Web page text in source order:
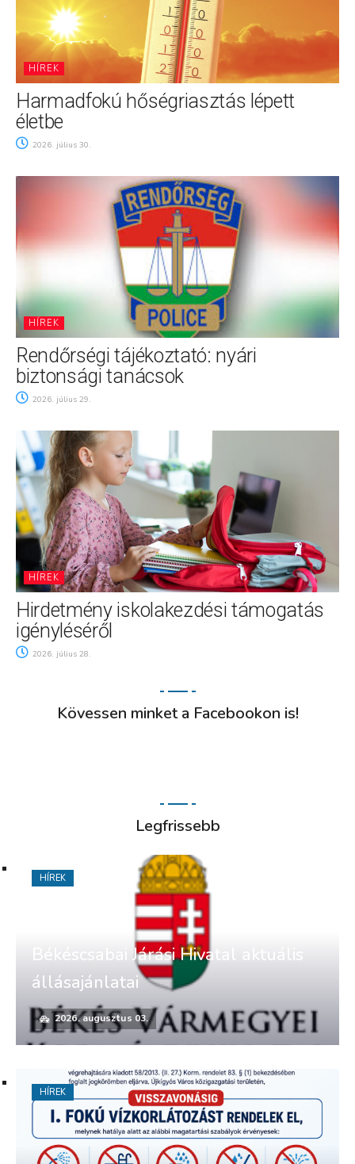
HÍREK
Harmadfokú hőségriasztás lépett
életbe
2026. július 30.
HÍREK
Rendőrségi tájékoztató: nyári
biztonsági tanácsok
2026. július 29.
HÍREK
Hirdetmény iskolakezdési támogatás
igényléséről
2026. július 28.
Kövessen minket a Facebookon is!
Legfrissebb
Békéscsabai Járási Hivatal aktuális
állásajánlatai
2026. augusztus 03.
HÍREK
HÍREK